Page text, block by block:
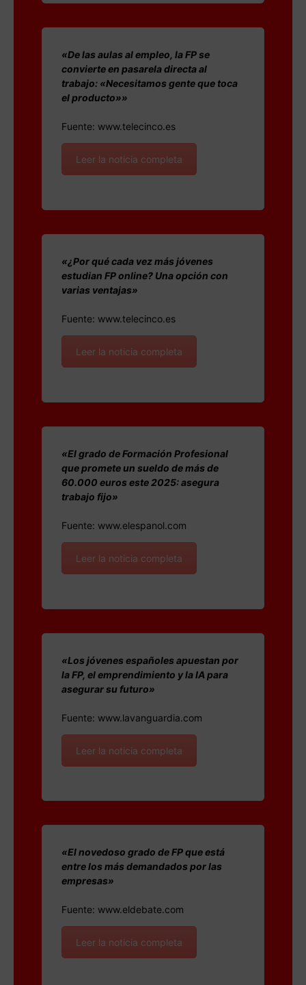
«De las aulas al empleo, la FP se
convierte en pasarela directa al
trabajo: «Necesitamos gente que toca
el producto»»
Fuente: www.telecinco.es
Leer la noticia completa
«¿Por qué cada vez más jóvenes
estudian FP online? Una opción con
varias ventajas»
Fuente: www.telecinco.es
Leer la noticia completa
«El grado de Formación Profesional
que promete un sueldo de más de
60.000 euros este 2025: asegura
trabajo fijo»
Fuente: www.elespanol.com
Leer la noticia completa
«Los jóvenes españoles apuestan por
la FP, el emprendimiento y la IA para
asegurar su futuro»
Fuente: www.lavanguardia.com
Leer la noticia completa
«El novedoso grado de FP que está
entre los más demandados por las
empresas»
Fuente: www.eldebate.com
Leer la noticia completa